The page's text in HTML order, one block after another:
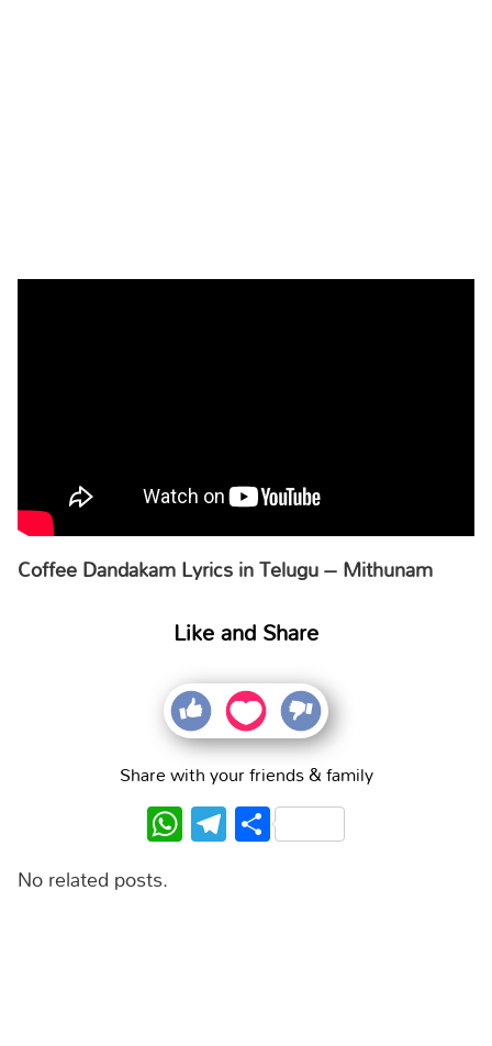
Coffee Dandakam Lyrics in Telugu – Mithunam
Like and Share
Share with your friends & family
WhatsApp
Telegram
Share
No related posts.